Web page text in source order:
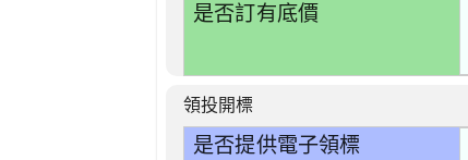
是否訂有底價
領投開標
是否提供電子領標